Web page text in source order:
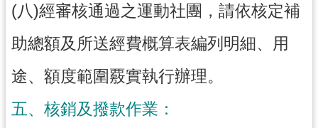
(八)經審核通過之運動社團，請依核定補
助總額及所送經費概算表編列明細、用
途、額度範圍覈實執行辦理。
五、核銷及撥款作業：